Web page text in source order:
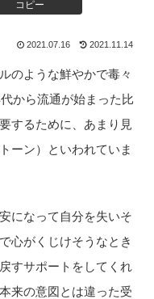
コピー
2021.07.16 2021.11.14
のような鮮やかで毒々
から流通が始まった比
するために、あまり見
ーン）といわれていま
になって自分を失いそ
心がくじけそうなとき
すサポートをしてくれ
来の意図とは違った受